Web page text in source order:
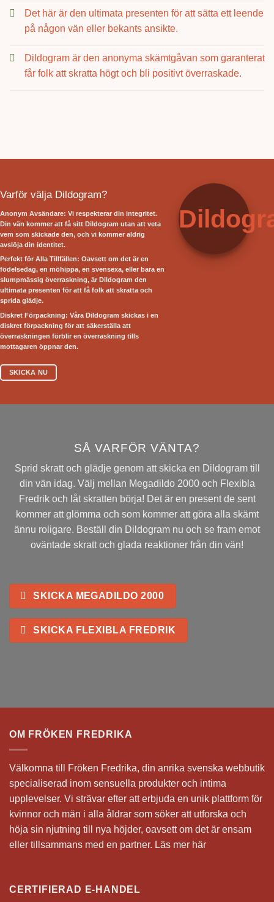
Det här är den ultimata presenten för att sätta ett leende
på någon vän eller bekants ansikte.
Dildogram är den anonyma skämtgåvan som garanterat
får folk att skratta högt och bli positivt överraskade.
Varför välja Dildogram?
Anonym Avsändare: Vi respekterar din integritet.
Din vän kommer att få sitt Dildogram utan att veta
vem som skickade den, och vi kommer aldrig
avslöja din identitet.
Perfekt för Alla Tillfällen: Oavsett om det är en
födelsedag, en möhippa, en svensexa, eller bara en
slumpmässig överraskning, är Dildogram den
ultimata presenten för att få folk att skratta och
sprida glädje.
Diskret Förpackning: Våra Dildogram skickas i en
diskret förpackning för att säkerställa att
överraskningen förblir en överraskning tills
mottagaren öppnar den.
SKICKA NU
SÅ VARFÖR VÄNTA?
Sprid skratt och glädje genom att skicka en Dildogram till
din vän idag. Välj mellan Megadildo 2000 och Flexibla
Fredrik och låt skratten börja! Det är en present de sent
kommer att glömma och som kommer att göra alla skämt
ännu roligare. Beställ din Dildogram nu och se fram emot
oväntade skratt och glada reaktioner från din vän!
SKICKA MEGADILDO 2000
SKICKA FLEXIBLA FREDRIK
OM FRÖKEN FREDRIKA
Välkomna till Fröken Fredrika, din anrika svenska webbutik
specialiserad inom sensuella produkter och intima
upplevelser. Vi strävar efter att erbjuda en unik plattform för
kvinnor och män i alla åldrar som söker att utforska och
höja sin njutning till nya höjder, oavsett om det är ensam
eller tillsammans med en partner. Läs mer här
CERTIFIERAD E-HANDEL